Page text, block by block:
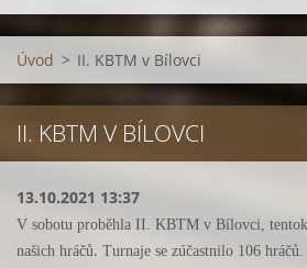
Úvod > II. KBTM v Bílovci
II. KBTM V BÍLOVCI
13.10.2021 13:37
V sobotu proběhla II. KBTM v Bílovci,
našich hráčů. Turnaje se zúčastnilo 106